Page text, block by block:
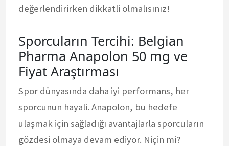
değerlendirirken dikkatli olmalısınız!
Sporcuların Tercihi: Belgian
Pharma Anapolon 50 mg ve
Fiyat Araştırması
Spor dünyasında daha iyi performans, her
sporcunun hayali. Anapolon, bu hedefe
ulaşmak için sağladığı avantajlarla sporcuların
gözdesi olmaya devam ediyor. Niçin mi?